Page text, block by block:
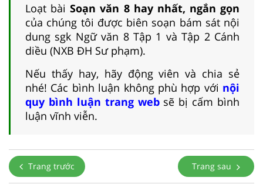
Loạt bàiSoạn văn 8 hay nhất, ngắn gọn
của chúng tôi được biên soạn bám sát nội
dung sgk Ngữ văn 8 Tập 1 và Tập 2 Cánh
diều (NXB ĐH Sư phạm).
Nếu thấy hay, hãy động viên và chia sẻ
nhé! Các bình luận không phù hợp với nội
quy bình luận trang websẽ bị cấm bình
luận vĩnh viễn.
Trang trước Trang sau